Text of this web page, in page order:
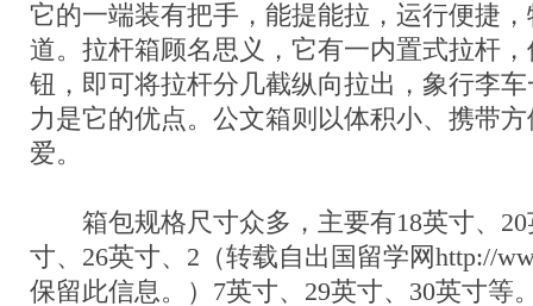
它的一端装有把手，能提能拉，运行便捷
道。拉杆箱顾名思义，它有一内置式拉杆
钮，即可将拉杆分几截纵向拉出，象行李
力是它的优点。公文箱则以体积小、携带
爱。
箱包规格尺寸众多，主要有18英寸、20
寸、26英寸、2（转载自出国留学网http://
保留此信息。）7英寸、29英寸、30英寸等